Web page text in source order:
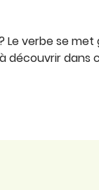
verbe se
découvrir dans